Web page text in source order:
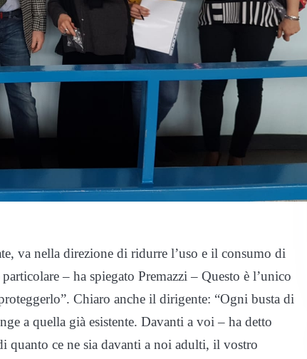
va nella direzione di ridurre l’uso e il consumo di
– ha spiegato Premazzi – Questo è l’unico
Chiaro anche il dirigente: “Ogni busta di
a quella già esistente. Davanti a voi – ha detto
quanto ce ne sia davanti a noi adulti, il vostro